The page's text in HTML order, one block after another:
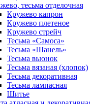
тесьма отделочная
Кружево капрон
Кружево плетеное
Кружево стрейч
Тесьма «Самоса»
Тесьма «Шанель»
Тесьма вьюнок
Тесьма вязаная (хлопок)
Тесьма декоративная
Тесьма лампасная
Шитье